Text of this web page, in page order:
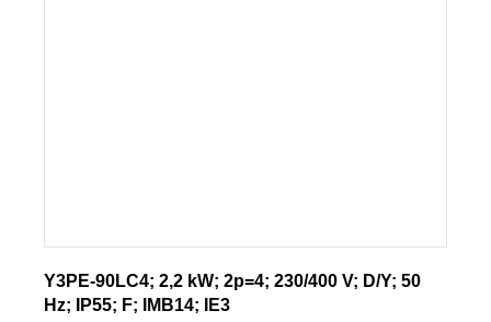
Y3PE-90LC4; 2,2 kW; 2p=4; 230/400 V; D/Y; 50
Hz; IP55; F; IMB14; IE3